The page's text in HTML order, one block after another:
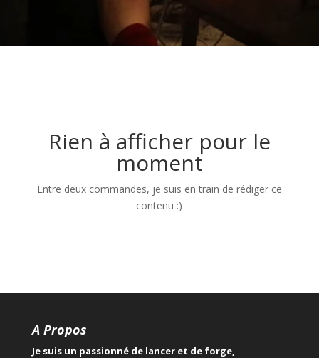
Rien à afficher pour le
moment
Entre deux commandes, je suis en train de rédiger ce
contenu :)
A Propos
Je suis un passionné de lancer et de forge,